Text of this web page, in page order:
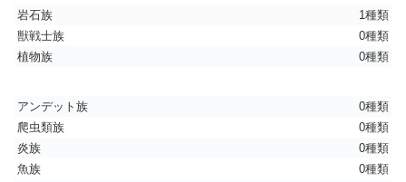
岩石族
1種類
獣戦士族
0種類
植物族
0種類
アンデット族
0種類
爬虫類族
0種類
炎族
0種類
魚族
0種類